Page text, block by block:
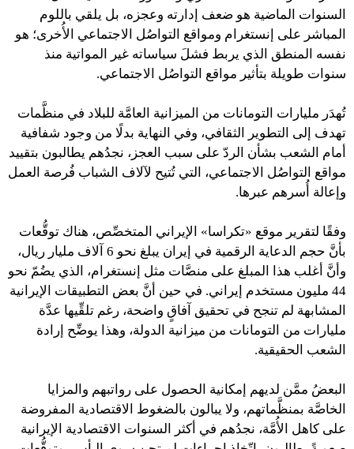
السنوات الماضية هو ضعف إدارته وعجزه، بل يلقي باللوم
المباشر على إنستغرام ومواقع التواصُل الاجتماعي الأُخرى؛ هو
نفسه المنطق الذي يربط فشلَ سياساته غير المواتية منذ
سنوات طويلة بتأثير مواقع التواصُل الاجتماعي.
تُهدَر مليارات التومانات من الميزانية العامَّة للبلاد في منظَّمات
تهدف إلى التطوير الثقافي، وفي النهاية بدلًا من وجود شفافية
أمام الشعب بشأن الردّ على سبب العجز، نجدُهم يطالبون بتقييد
مواقع التواصُل الاجتماعي، التي تُتيح لآلاف الشباب فُرصة العمل
وإعالة أُسرهم عبرها.
وفقًا لتقرير موقع «تكراسا» الإيراني المتخصِّص، هناك توقُّعات
بأنَّ حجم الدعاية الرقمية في إيران يبلغ نحو 6 آلاف مليار ريال،
وأنَّ أغلب هذا المبلغ على منصَّات مثل إنستغرام، الذي يضُمّ نحو
44 مليون مستخدم إيراني. في حين أنَّ بعض التطبيقات الإيرانية
المشابهة لم تنجح في تحقيق آفاقٍ واضحة، رغم تلقِّيها عدَّة
مليارات من التومانات من ميزانية الدولة، وهذا يوضِّح إرادة
الشعب الحقيقية.
البعضُ ممَّن لديهم إمكانية الحصول على رواتبهم والمزايا
الخاصَّة بمنظَّماتهم، ولا يبالون بالضغوط الاقتصادية المفروضة
على كاهل الأُمَّة، نجدُهم في أكثر السنوات الاقتصادية الإيرانية